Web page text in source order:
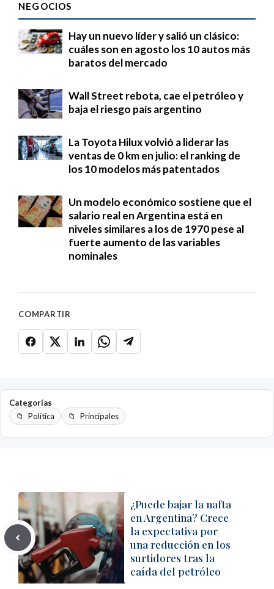
NEGOCIOS
Hay un nuevo líder y salió un clásico:
cuáles son en agosto los 10 autos más
baratos del mercado
Wall Street rebota, cae el petróleo y
baja el riesgo país argentino
La Toyota Hilux volvió a liderar las
ventas de 0 km en julio: el ranking de
los 10 modelos más patentados
Un modelo económico sostiene que el
salario real en Argentina está en
niveles similares a los de 1970 pese al
fuerte aumento de las variables
nominales
COMPARTIR
Categorías
Política
Principales
¿Puede bajar la nafta
en Argentina? Crece
la expectativa por
una reducción en los
surtidores tras la
caída del petróleo